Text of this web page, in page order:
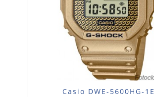
Casio DWE-5600HG-1E